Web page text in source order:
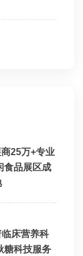
25万+专业
食品展区成
床营养科
糖科技服务